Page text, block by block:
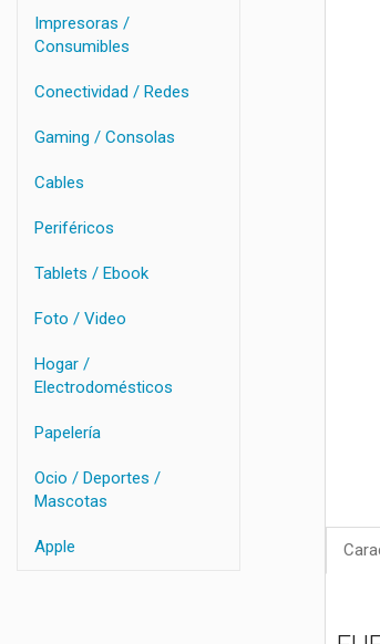
Impresoras /
Consumibles
Conectividad / Redes
Gaming / Consolas
Cables
Periféricos
Tablets / Ebook
Foto / Video
Hogar /
Electrodomésticos
Papelería
Ocio / Deportes /
Mascotas
Apple